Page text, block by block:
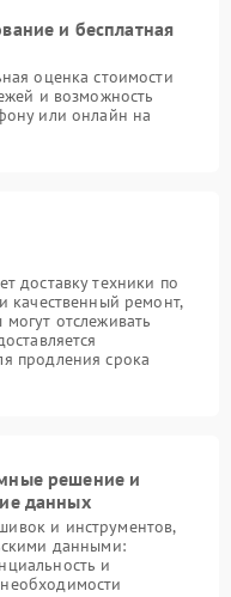
и бесплатная
оценка стоимости
и возможность
или онлайн на
доставку техники по
качественный ремонт,
отслеживать
продления срока
решение и
данных
и инструментов,
данными:
и